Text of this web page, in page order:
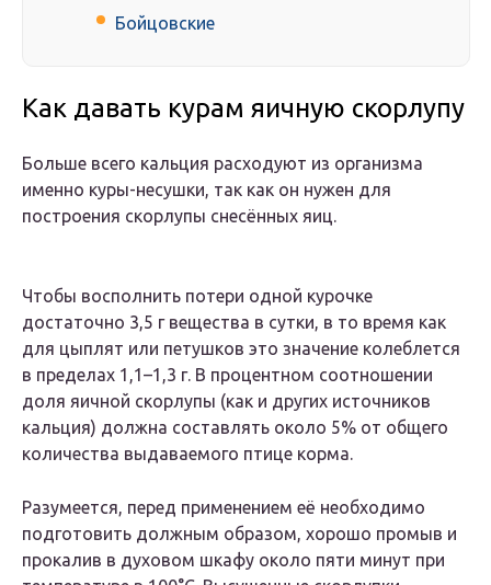
Бойцовские
Как давать курам яичную скорлупу
Больше всего кальция расходуют из организма
именно куры-несушки, так как он нужен для
построения скорлупы снесённых яиц.
Чтобы восполнить потери одной курочке
достаточно 3,5 г вещества в сутки, в то время как
для цыплят или петушков это значение колеблется
в пределах 1,1–1,3 г. В процентном соотношении
доля яичной скорлупы (как и других источников
кальция) должна составлять около 5% от общего
количества выдаваемого птице корма.
Разумеется, перед применением её необходимо
подготовить должным образом, хорошо промыв и
прокалив в духовом шкафу около пяти минут при